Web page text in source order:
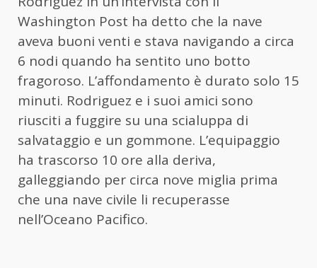
Washington Post ha detto che la nave
aveva buoni venti e stava navigando a circa
6 nodi quando ha sentito uno botto
fragoroso. L’affondamento è durato solo 15
minuti. Rodriguez e i suoi amici sono
riusciti a fuggire su una scialuppa di
salvataggio e un gommone. L’equipaggio
ha trascorso 10 ore alla deriva,
galleggiando per circa nove miglia prima
che una nave civile li recuperasse
nell’Oceano Pacifico.